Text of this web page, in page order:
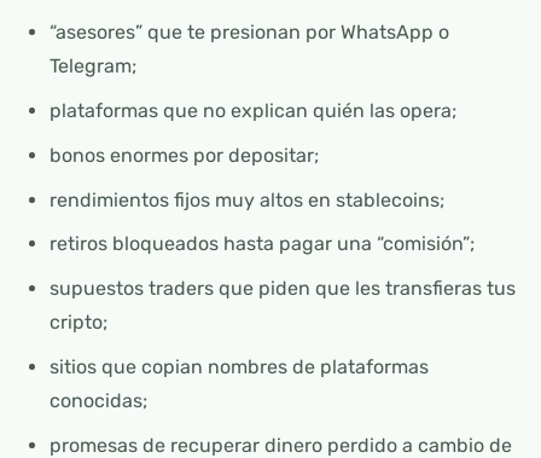
“asesores” que te presionan por WhatsApp o
Telegram;
plataformas que no explican quién las opera;
bonos enormes por depositar;
rendimientos fijos muy altos en stablecoins;
retiros bloqueados hasta pagar una “comisión”;
supuestos traders que piden que les transfieras tus
cripto;
sitios que copian nombres de plataformas
conocidas;
promesas de recuperar dinero perdido a cambio de